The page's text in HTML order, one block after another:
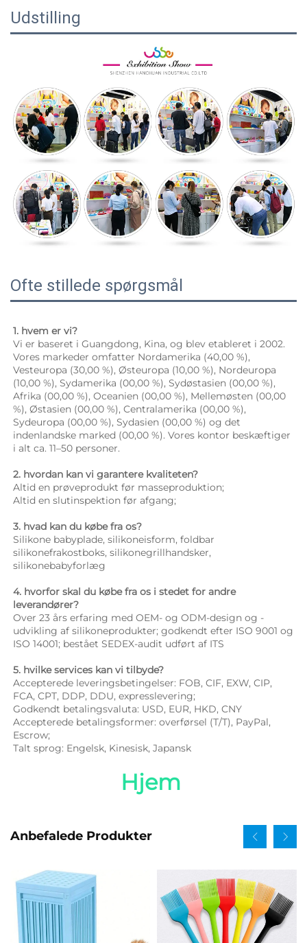
Udstilling
Ofte stillede spørgsmål
1. hvem er vi?
Vi er baseret i Guangdong, Kina, og blev etableret i 2002.
Vores markeder omfatter Nordamerika (40,00 %),
Vesteuropa (30,00 %), Østeuropa (10,00 %), Nordeuropa
(10,00 %), Sydamerika (00,00 %), Sydøstasien (00,00 %),
Afrika (00,00 %), Oceanien (00,00 %), Mellemøsten (00,00
%), Østasien (00,00 %), Centralamerika (00,00 %),
Sydeuropa (00,00 %), Sydasien (00,00 %) og det
indenlandske marked (00,00 %). Vores kontor beskæftiger
i alt ca. 11–50 personer.
2. hvordan kan vi garantere kvaliteten?
Altid en prøveprodukt før masseproduktion;
Altid en slutinspektion før afgang;
3. hvad kan du købe fra os?
Silikone babyplade, silikoneisform, foldbar
silikonefrakostboks, silikonegrillhandsker,
silikonebabyforlæg
4. hvorfor skal du købe fra os i stedet for andre
leverandører?
Over 23 års erfaring med OEM- og ODM-design og -
udvikling af silikoneprodukter; godkendt efter ISO 9001 og
ISO 14001; bestået SEDEX-audit udført af ITS
5. hvilke services kan vi tilbyde?
Accepterede leveringsbetingelser: FOB, CIF, EXW, CIP,
FCA, CPT, DDP, DDU, expresslevering;
Godkendt betalingsvaluta: USD, EUR, HKD, CNY
Accepterede betalingsformer: overførsel (T/T), PayPal,
Escrow;
Talt sprog: Engelsk, Kinesisk, Japansk
Hjem
Anbefalede Produkter